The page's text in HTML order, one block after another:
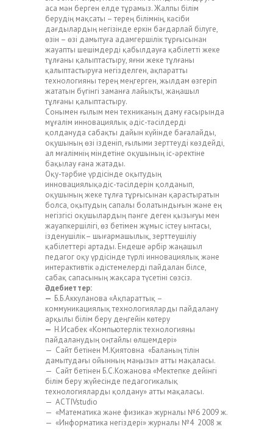
аса мән берген елде тұрамыз. Жалпы білім
берудің мақсаты – терең білімнің, кәсіби
дағдылардың негізінде еркін бағдарлай білуге,
өзін – өзі дамытуға адамгершілік тұрғысынан
жауапты шешімдерді қабылдауға қабілетті жеке
тұлғаны қалыптастыру, яғни жеке тұлғаны
қалыптастыруға негізделген, ақпаратты
технологияны терең меңгерген, жылдам өзгеріп
жататын бүгінгі заманға лайықты, жаңашыл
тұлғаны қалыптастыру.
Сонымен ғылым мен техниканың даму ғасырында
мұғалім инновациялық әдіс-тәсілдерді
қолдануда сабақты дайын күйінде бағалайды,
оқушының өзі ізденіп, ғылыми зерттеуді көздейді,
ал мғалімнің міндетіне оқушының іс-әректіне
бақылау ғана жатады.
Оқу-тәрбие үрдісінде оқытудың
инновациялықәдіс-тәсілдерін қолданып,
оқушының жеке тұлға тұрғысынан қарастыратын
болса, оқытудың сапалы болатындығын және ең
негізгісі оқушылардың пәнге деген қызығуы мен
жауапкершілігі, өз бетімен жұмыс істеу ынтасы,
ізденушілік– шығармашылық, зерттеушіліу
қабілеттері артады. Ендеше әрбір жаңашыл
педагог оқу үрдісінде түрлі инновациялық және
интерактивтік әдістемелерді пайдалан білсе,
сабақ сапасының жақсара түсетіні сөзсіз.
Әдебиеттер:
— Б.Б.Аккуланова «Ақпараттық –
коммуникациялық технологияларды пайдалану
арқылы білім беру деңгейін көтеру
— Н.Исабек «Компьютерлік технологияны
пайдаланудың оңтайлы өлщемдері»
— Сайт бетінен М.Қиятовна «Баланың тілін
дамытудағы ойынның маңызы» атты мақаласы.
— Сайт бетінен Б.С.Кожанова «Мектепке дейінгі
білім беру жүйесінде педагогикалық
технологияларды қолдану» атты мақаласы.
— ACTIVstudio
— «Математика және физика» журналы №6 2009 ж.
— «Информатика негіздері» журналы №4 2008 ж